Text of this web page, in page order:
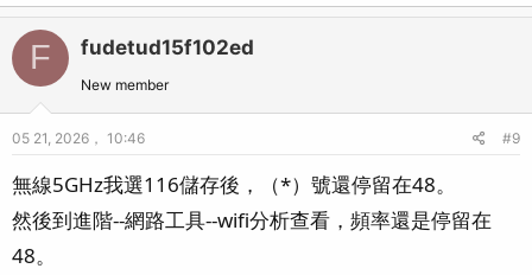
F fudetud15f102ed
New member
05 21, 2026， 10:46 #9
無線5GHz我選116儲存後，（*）號還停留在48。
然後到進階--網路工具--wifi分析查看，頻率還是停留在
48。